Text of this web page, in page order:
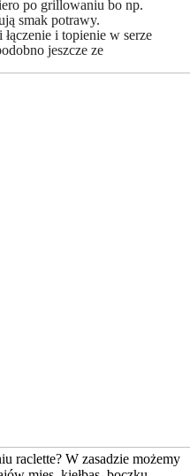
po grillowaniu bo np.
smak potrawy.
i topienie w serze
jeszcze ze
raclette? W zasadzie możemy